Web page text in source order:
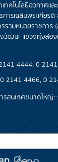
คโนโลยีอวกาศแล
ารเฉลิมพระเกีย
รวมหน่วยราชการ
วัฒนะ แขวงทุ่งสอ
4444, 0
2141 4466, 0
สนเทศขนาดใหญ่: